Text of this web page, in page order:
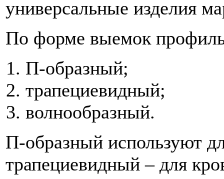
универсальные изделия
По форме выемок
П-образный;
трапециевидный;
волнообразный.
П-образный используют
трапециевидный – для